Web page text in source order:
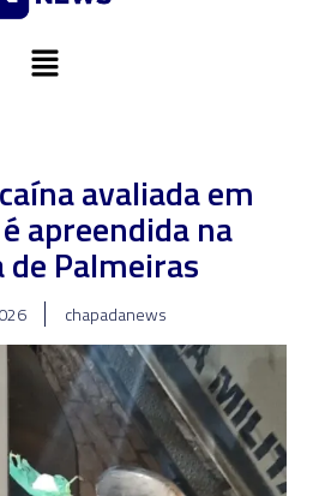
avaliada em
apreendida na
Palmeiras
chapadanews